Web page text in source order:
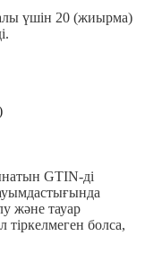
үшін 20 (жиырма)
GTIN-ді
және тауар
тіркелмеген болса,